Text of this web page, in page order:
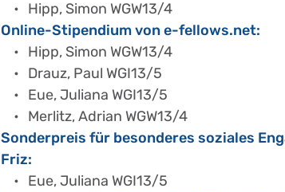
Hipp, Simon WGW13/4
Online-Stipendium von e-fellows.net:
Hipp, Simon WGW13/4
Drauz, Paul WGI13/5
Eue, Juliana WGI13/5
Merlitz, Adrian WGW13/4
Sonderpreis für besonderes soziales
Friz:
Eue, Juliana WGI13/5